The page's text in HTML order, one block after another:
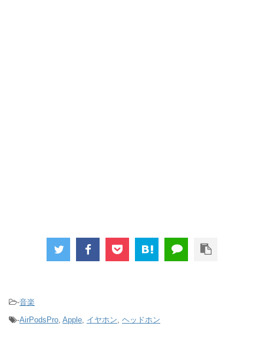
-音楽
-AirPodsPro Apple イヤホン ヘッドホン